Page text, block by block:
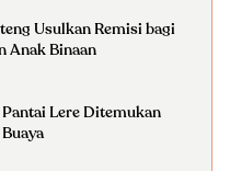
Usulkan Remisi bagi
Anak Binaan
Lere Ditemukan